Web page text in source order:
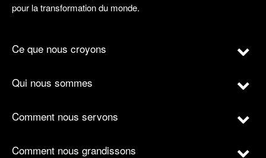
pour la transformation du monde.
Ce que nous croyons
Qui nous sommes
Comment nous servons
Comment nous grandissons